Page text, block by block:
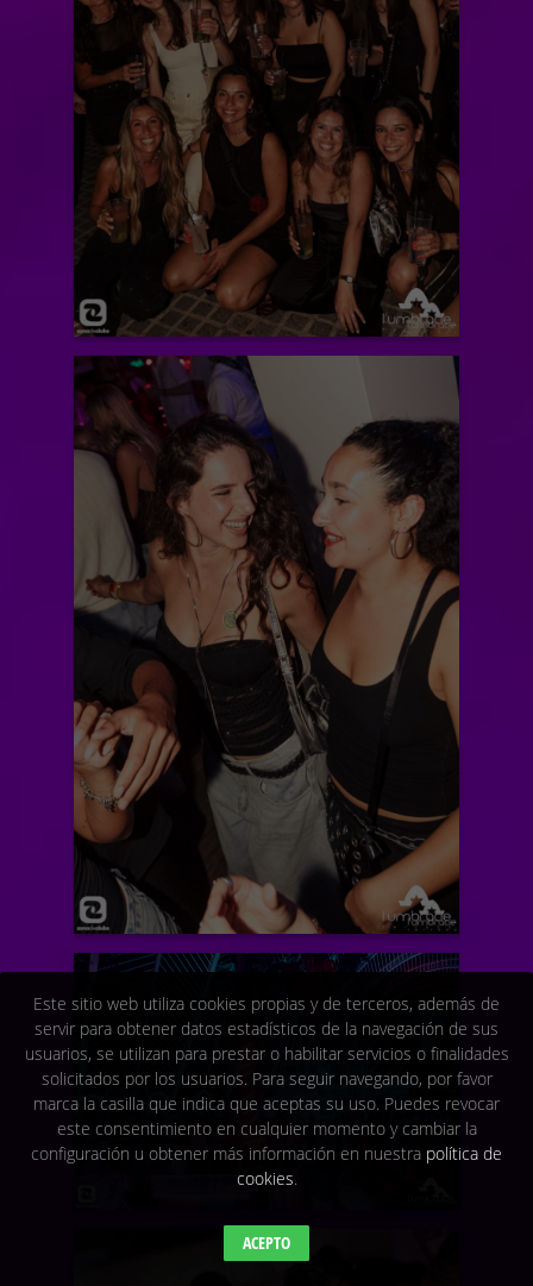
Este sitio web utiliza cookies propias y de terceros, además de
servir para obtener datos estadísticos de la navegación de sus
usuarios, se utilizan para prestar o habilitar servicios o finalidades
solicitados por los usuarios. Para seguir navegando, por favor
marca la casilla que indica que aceptas su uso. Puedes revocar
este consentimiento en cualquier momento y cambiar la
configuración u obtener más información en nuestra política de
cookies.
ACEPTO